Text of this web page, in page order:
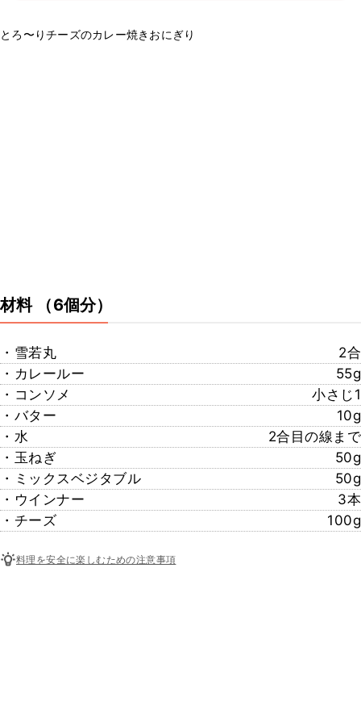
とろ〜りチーズのカレー焼きおにぎり
材料 （6個分）
・雪若丸
2合
・カレールー
55g
・コンソメ
小さじ1
・バター
10g
・水
2合目の線まで
・玉ねぎ
50g
・ミックスベジタブル
50g
・ウインナー
3本
・チーズ
100g
料理を安全に楽しむための注意事項